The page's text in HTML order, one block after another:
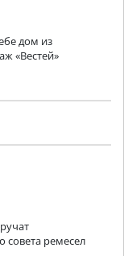
дом из
«Вестей»
совета ремесел